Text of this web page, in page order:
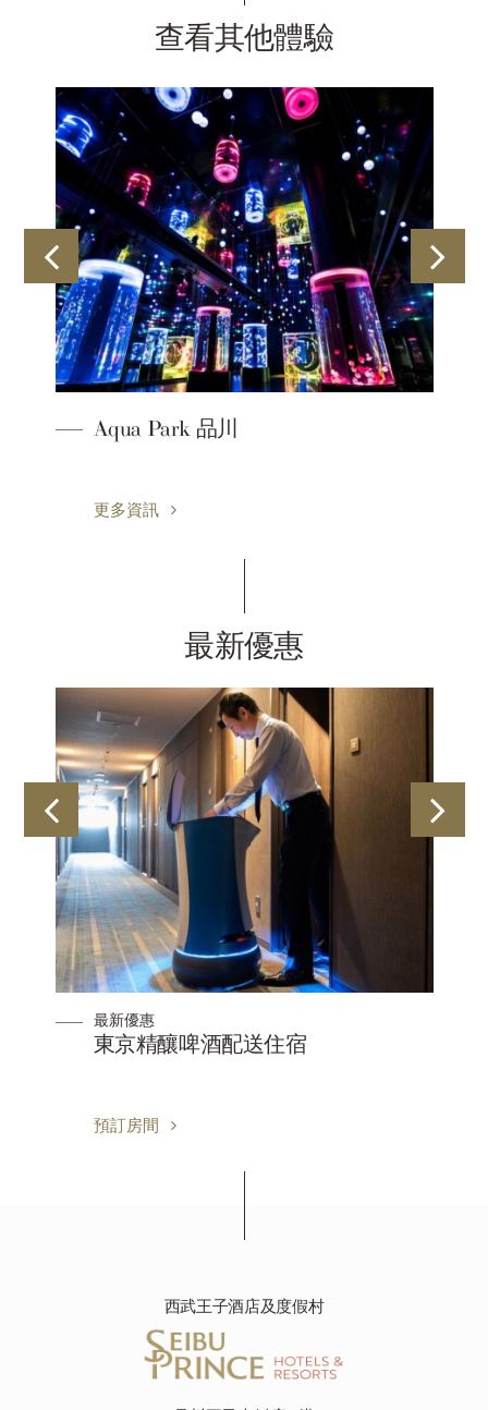
查看其他體驗
Aqua Park 品川
更多資訊
最新優惠
最新優惠
東京精釀啤酒配送住宿
預訂房間
西武王子酒店及度假村